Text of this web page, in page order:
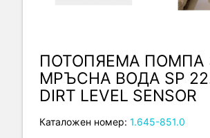
ПОТОПЯЕМА ПОМПА
МРЪСНА ВОДА SP
DIRT LEVEL SENSOR
Каталожен номер: 1.645-851.0